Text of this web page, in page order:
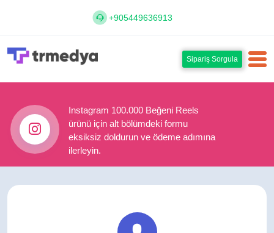
+905449636913
Sipariş Sorgula
Instagram 100.000 Beğeni Reels
ürünü için alt bölümdeki formu
eksiksiz doldurun ve ödeme adımına
ilerleyin.